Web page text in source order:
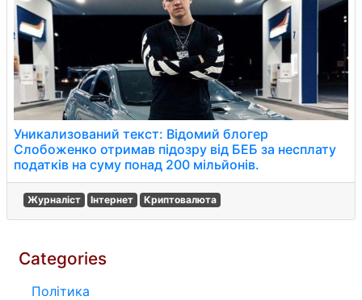
Уникализований текст: Відомий блогер
Слобоженко отримав підозру від БЕБ за несплату
податків на суму понад 200 мільйонів.
Журналіст Інтернет Криптовалюта
Categories
Політика